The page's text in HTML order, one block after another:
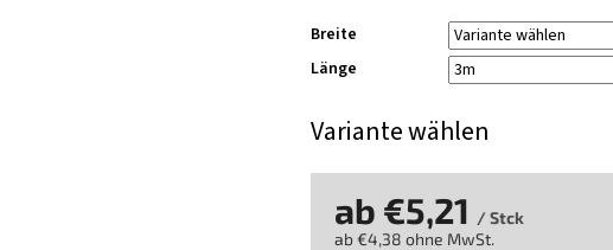
Variante wählen
Breite
Länge
ab €5,21 / Stck
ab€4,38 ohne MwSt.